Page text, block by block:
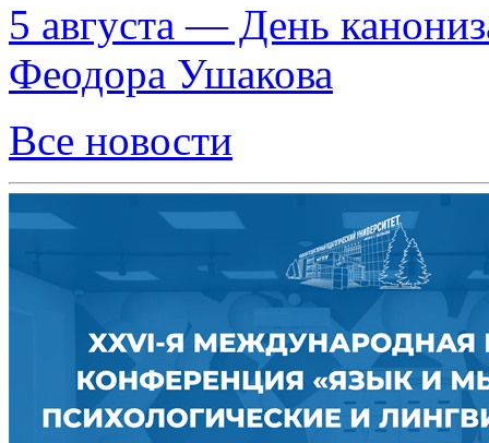
5 августа — День
Феодора Ушакова
Все новости